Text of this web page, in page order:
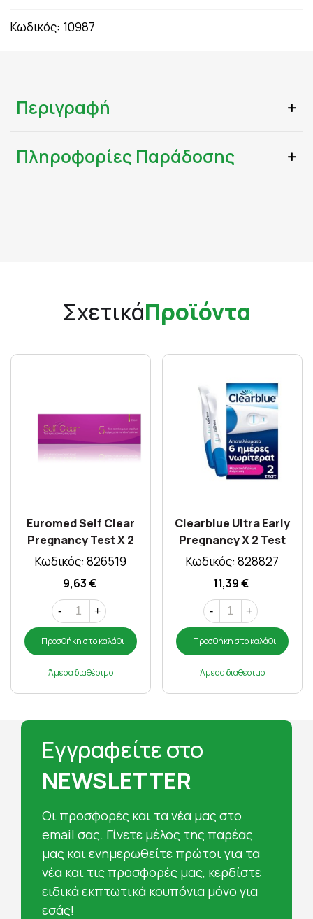
Κωδικός: 10987
Περιγραφή
Πληροφορίες Παράδοσης
ΣχετικάΠροϊόντα
Euromed Self Clear
Pregnancy Test X 2
Test
Κωδικός: 826519
9,63 €
- +
Προσθήκη στο καλάθι
Άμεσα διαθέσιμο
Clearblue Ultra Early
Pregnancy X 2 Test
Κωδικός: 828827
11,39 €
- +
Προσθήκη στο καλάθι
Άμεσα διαθέσιμο
Εγγραφείτε στο
NEWSLETTER
Oι προσφορές και τα νέα μας στο
email σας. Γίνετε μέλος της παρέας
μας και ενημερωθείτε πρώτοι για τα
νέα και τις προσφορές μας, κερδίστε
ειδικά εκπτωτικά κουπόνια μόνο για
εσάς!